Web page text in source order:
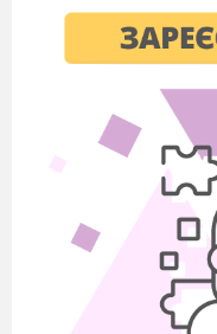
Ведуча
Ви йдете назустріч
Вас чекають казки
Наші сонечка, ви
Хай же буде вам
Ведучий
Запрошуємо і